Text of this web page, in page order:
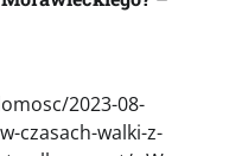
2023-08-
czasach-walki-z-